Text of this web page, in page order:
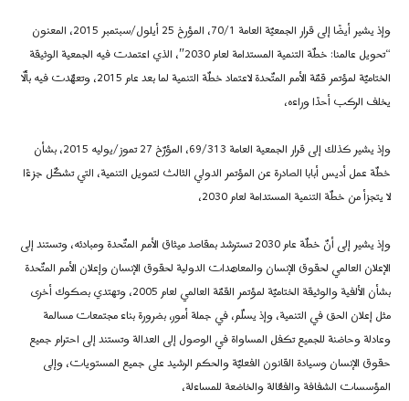
وإذ يشير أيضًا إلى قرار الجمعيّة العامة 70/1، المؤرخ 25 أيلول/سبتمبر 2015، المعنون
“تحويل عالمنا: خطّة التنمية المستدامة لعام 2030″، الذي اعتمدت فيه الجمعية الوثيقة
الختاميّة لمؤتمر قمّة الأمم المتّحدة لاعتماد خطّة التنمية لما بعد عام 2015، وتعهّدت فيه بألّا
يخلف الركب أحدًا وراءه،
وإذ يشير كذلك إلى قرار الجمعية العامة 69/313، المؤرّخ 27 تموز/يوليه 2015، بشأن
خطّة عمل أديس أبابا الصادرة عن المؤتمر الدولي الثالث لتمويل التنمية، التي تشكّل جزءًا
لا يتجزأ من خطّة التنمية المستدامة لعام 2030،
وإذ يشير إلى أنّ خطّة عام 2030 تسترشد بمقاصد ميثاق الأمم المتّحدة ومبادئه، وتستند إلى
الإعلان العالمي لحقوق الإنسان والمعاهدات الدولية لحقوق الإنسان وإعلان الأمم المتّحدة
بشأن الألفية والوثيقة الختاميّة لمؤتمر القمّة العالمي لعام 2005، وتهتدي بصكوك أخرى
مثل إعلان الحق في التنمية، وإذ يسلّم، في جملة أمور، بضرورة بناء مجتمعات مسالمة
وعادلة وحاضنة للجميع تكفل المساواة في الوصول إلى العدالة وتستند إلى احترام جميع
حقوق الإنسان وسيادة القانون الفعليّة والحكم الرشيد على جميع المستويات، وإلى
المؤسسات الشفافة والفعّالة والخاضعة للمساءلة،